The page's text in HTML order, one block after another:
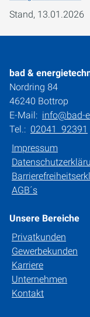
Stand, 13.01.2026
bad &
Nordring 84
46240 Bottrop
E-Mail: info@bad-
Tel.: 02041 92391
Impressum
AGB´s
Unsere Bereiche
Privatkunden
Gewerbekunden
Karriere
Unternehmen
Kontakt